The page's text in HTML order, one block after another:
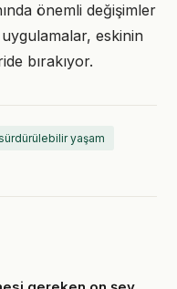
önemli değişimler
eskinin
bırakıyor.
yaşam